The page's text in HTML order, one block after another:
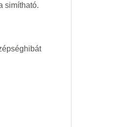
simítható.